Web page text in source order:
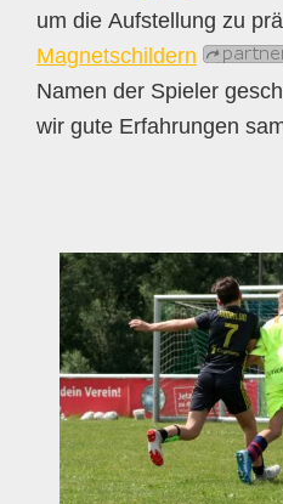
um die Aufstellung zu
Magnetschildern
Namen der Spieler
wir gute Erfahrungen